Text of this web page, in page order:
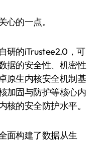
的一点。
的iTrustee2.0，可
据的安全性、机密性
原生内核安全机制基
加固与防护等核心内
的安全防护水平。
构建了数据从生